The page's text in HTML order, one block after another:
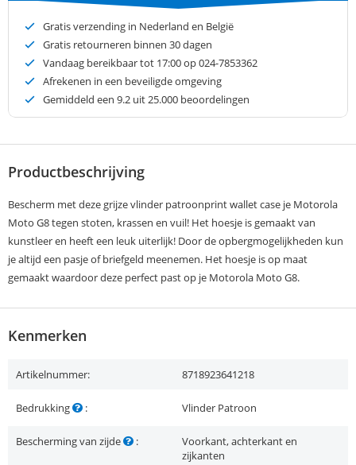
Gratis verzending in Nederland en België
Gratis retourneren binnen 30 dagen
Vandaag bereikbaar tot 17:00 op 024-7853362
Afrekenen in een beveiligde omgeving
Gemiddeld een 9.2 uit 25.000 beoordelingen
Productbeschrijving
Bescherm met deze grijze vlinder patroonprint wallet case je Motorola
Moto G8 tegen stoten, krassen en vuil! Het hoesje is gemaakt van
kunstleer en heeft een leuk uiterlijk! Door de opbergmogelijkheden kun
je altijd een pasje of briefgeld meenemen. Het hoesje is op maat
gemaakt waardoor deze perfect past op je Motorola Moto G8.
Kenmerken
Artikelnummer: 8718923641218
Bedrukking : Vlinder Patroon
Bescherming van zijde :
Voorkant, achterkant en
zijkanten